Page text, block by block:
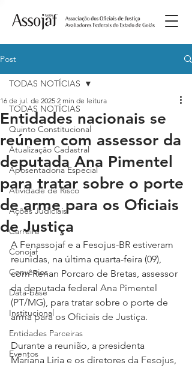
Post
TODAS NOTÍCIAS
Quinto Constitucional
Atualização Cadastral
Aposentadoria Especial
Atividade de Risco
Ações Judiciais
Carreira
Conojaf
Convênios
Data-base
Institucional
Entidades Parceiras
Eventos
TODAS NOTÍCIAS
Entidades nacionais se
reúnem com assessor da
deputada Ana Pimentel
para tratar sobre o porte
de arme para os Oficiais
de Justiça
16 de jul. de 2025 2 min de leitura
A Fenassojaf e a Fesojus-BR estiveram
reunidas, na última quarta-feira (09),
com Renan Porcaro de Bretas, assessor
da deputada federal Ana Pimentel
(PT/MG), para tratar sobre o porte de
arma para os Oficiais de Justiça.
Durante a reunião, a presidenta
Mariana Liria e os diretores da Fesojus,